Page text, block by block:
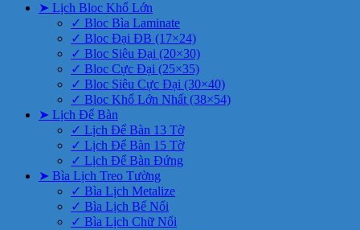
➤ Lịch Bloc Khổ Lớn
✓ Bloc Bìa Laminate
✓ Bloc Đại ĐB (17×24)
✓ Bloc Siêu Đại (20×30)
✓ Bloc Cực Đại (25×35)
✓ Bloc Siêu Cực Đại (30×40)
✓ Bloc Khổ Lớn Nhất (38×54)
➤ Lịch Để Bàn
✓ Lịch Để Bàn 13 Tờ
✓ Lịch Để Bàn 15 Tờ
✓ Lịch Để Bàn Đứng
➤ Bìa Lịch Treo Tường
✓ Bìa Lịch Metalize
✓ Bìa Lịch Bế Nổi
✓ Bìa Lịch Chữ Nổi